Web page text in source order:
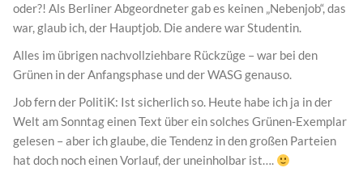
oder?! Als Berliner Abgeordneter gab es keinen „Nebenjob“, das
war, glaub ich, der Hauptjob. Die andere war Studentin.
Alles im übrigen nachvollziehbare Rückzüge – war bei den
Grünen in der Anfangsphase und der WASG genauso.
Job fern der PolitiK: Ist sicherlich so. Heute habe ich ja in der
Welt am Sonntag einen Text über ein solches Grünen-Exemplar
gelesen – aber ich glaube, die Tendenz in den großen Parteien
hat doch noch einen Vorlauf, der uneinholbar ist….